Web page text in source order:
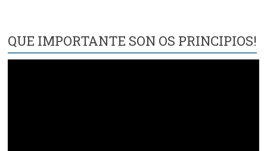
QUE IMPORTANTE SON OS PRINCIPIOS!